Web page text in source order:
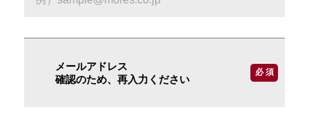
メールアドレス
確認のため、再入力ください
必 須